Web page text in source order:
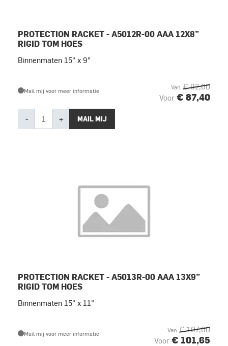
PROTECTION RACKET - A5012R-00 AAA 12X8”
RIGID TOM HOES
Binnenmaten 15" x 9"
Mail mij voor meer informatie Van € 92,00
Voor € 87,40
- + MAIL MIJ
PROTECTION RACKET - A5013R-00 AAA 13X9”
RIGID TOM HOES
Binnenmaten 15" x 11"
Mail mij voor meer informatie Van € 107,00
Voor € 101,65